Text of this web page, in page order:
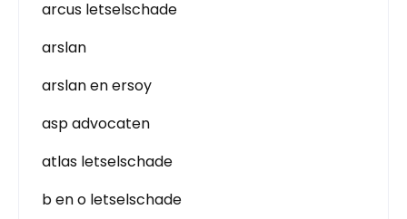
arcus letselschade
arslan
arslan en ersoy
asp advocaten
atlas letselschade
b en o letselschade